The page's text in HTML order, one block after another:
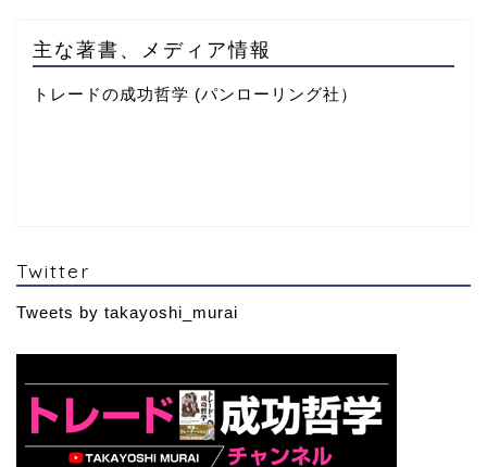
主な著書、メディア情報
トレードの成功哲学 (パンローリング社）
Twitter
Tweets by takayoshi_murai